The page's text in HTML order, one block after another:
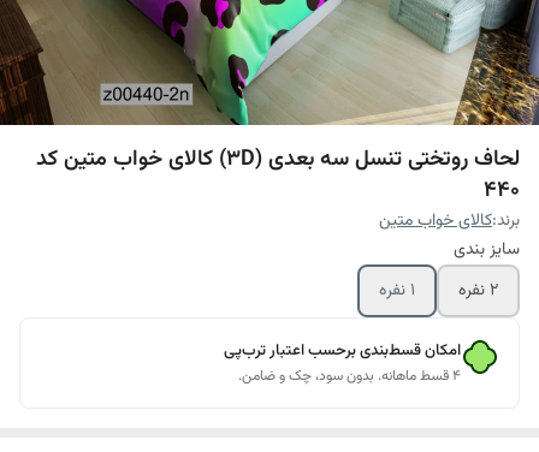
لحاف روتختی تنسل سه بعدی (3D) کالای خواب متین کد
440
برند:کالای خواب متین
سایز بندی
2 نفره
1 نفره
امکان قسط‌بندی برحسب اعتبار ترب‌پی
۴ قسط ماهانه. بدون سود، چک و ضامن.